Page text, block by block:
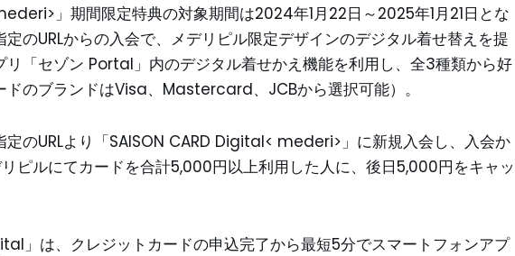
」期間限定特典の対象期間は2024年1月22日～2025年1月21日とな
のURLからの入会で、メデリピル限定デザインのデジタル着せ替えを提
リ「セゾン Portal」内のデジタル着せかえ機能を利用し、全3種類から好
ドのブランドはVisa、Mastercard、JCBから選択可能）。
定のURLより「SAISON CARD Digital< mederi>」に新規入会し、入会か
ピルにてカードを合計5,000円以上利用した人に、後日5,000円をキャッ
」は、クレジットカードの申込完了から最短5分でスマートフォンアプ